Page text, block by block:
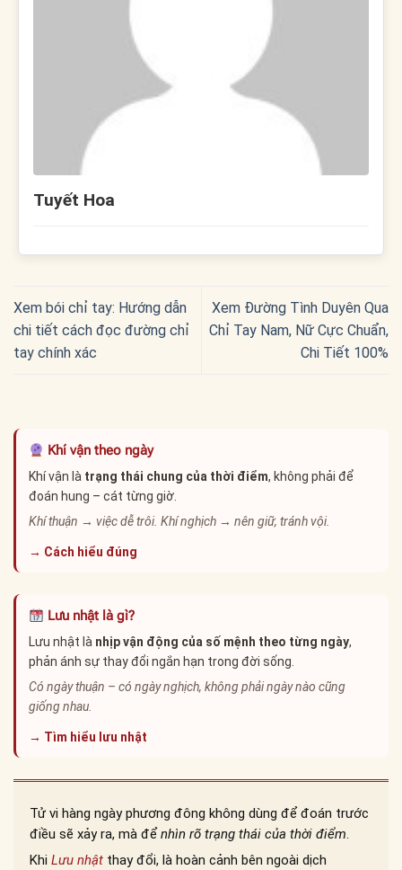
Tuyết Hoa
Xem bói chỉ tay: Hướng dẫn
chi tiết cách đọc đường chỉ
tay chính xác
Xem Đường Tình Duyên Qua
Chỉ Tay Nam, Nữ Cực Chuẩn,
Chi Tiết 100%
Khí vận theo ngày
Khí vận là trạng thái chung của thời điểm, không phải để
đoán hung – cát từng giờ.
Khí thuận → việc dễ trôi. Khí nghịch → nên giữ, tránh vội.
→ Cách hiểu đúng
Lưu nhật là gì?
Lưu nhật là nhịp vận động của số mệnh theo từng ngày,
phản ánh sự thay đổi ngắn hạn trong đời sống.
Có ngày thuận – có ngày nghịch, không phải ngày nào cũng
giống nhau.
→ Tìm hiểu lưu nhật
Tử vi hàng ngày phương đông không dùng để đoán trước
điều sẽ xảy ra, mà để nhìn rõ trạng thái của thời điểm.
Khi Lưu nhật thay đổi, là hoàn cảnh bên ngoài dịch